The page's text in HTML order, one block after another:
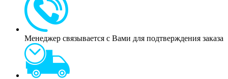
Менеджер связывается с Вами для подтверждения заказа